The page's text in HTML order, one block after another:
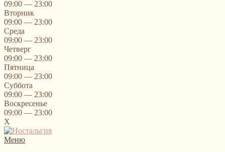
09:00 — 23:00
Вторник
09:00 — 23:00
Среда
09:00 — 23:00
Четверг
09:00 — 23:00
Пятница
09:00 — 23:00
Суббота
09:00 — 23:00
Воскресенье
09:00 — 23:00
X
Меню